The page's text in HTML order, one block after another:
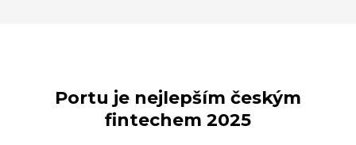
Portu je nejlepším českým
fintechem 2025